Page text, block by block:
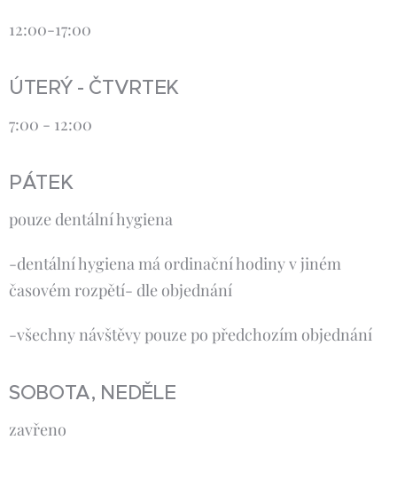
12:00-17:00
ÚTERÝ - ČTVRTEK
7:00 - 12:00
PÁTEK
pouze dentální hygiena
-dentální hygiena má ordinační hodiny v jiném
časovém rozpětí- dle objednání
-všechny návštěvy pouze po předchozím objednání
SOBOTA, NEDĚLE
zavřeno